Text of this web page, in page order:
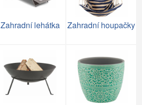
Zahradní lehátka Zahradní houpačky